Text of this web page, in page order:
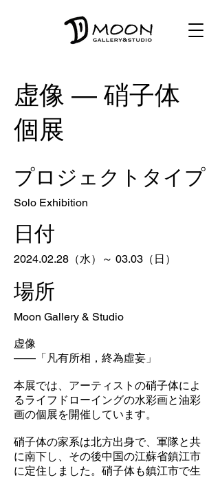
虚像 ― 硝子体
個展
プロジェクトタイプ
Solo Exhibition
日付
2024.02.28 （水）～ 03.03（日）
場所
Moon Gallery & Studio
虚像
——「凡有所相，終為虛妄」
本展では、アーティストの硝⼦体によ
るライフドローイングの⽔彩画と油彩
画の個展を開催しています。
硝⼦体の家系は北⽅出身で、軍隊と共
に南下し、その後中国の江蘇省鎮江市
に定住しました。硝⼦体も鎮江市で⽣